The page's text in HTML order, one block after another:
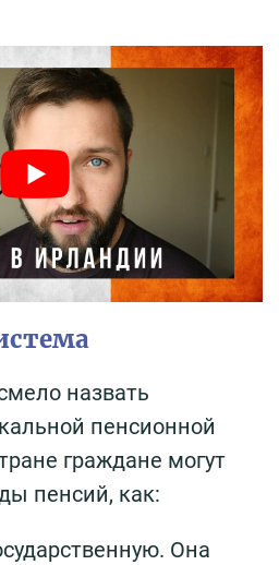
назвать
пенсионной
граждане могут
пенсий, как:
Она